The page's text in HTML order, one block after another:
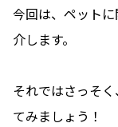
今回は、ペット
介します。
それではさっそ
てみましょう！